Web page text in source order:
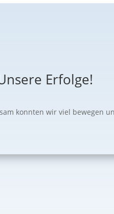
Erfolge!
konnten wir viel bewegen